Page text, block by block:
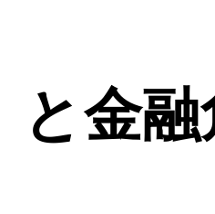
と金